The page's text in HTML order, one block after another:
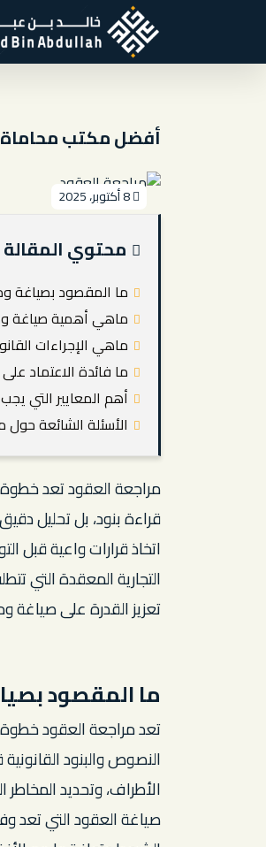
أفضل مكتب محاماة
محتوي المقالة
ما المقصود بصياغة
ماهي أهمية صياغة
ماهي الإجراءات
ما فائدة الاعتماد
أهم المعايير التي
الأسئلة الشائعة
مراجعة العقود تعد
قراءة بنود، بل تحليل
اتخاذ قرارات واعية قبل
التجارية المعقدة التي
تعزيز القدرة على صياغة
ما المقصود
تعد مراجعة العقود
النصوص والبنود
الأطراف، وتحديد
صياغة العقود التي